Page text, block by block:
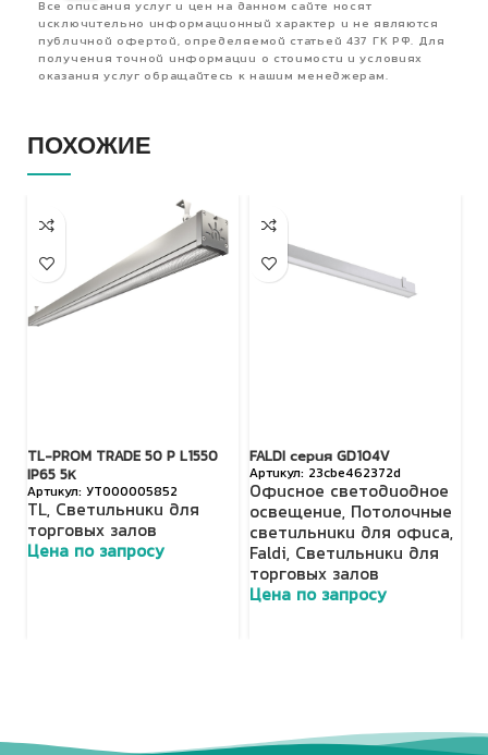
Все описания услуг и цен на данном сайте носят
исключительно информационный характер и не являются
публичной офертой, определяемой статьей 437 ГК РФ. Для
получения точной информации о стоимости и условиях
оказания услуг обращайтесь к нашим менеджерам.
ПОХОЖИЕ
TL-PROM TRADE 50 P L1550
IP65 5К
УТ000005852
TL, Светильники для
торговых залов
Цена по запросу
FALDI серия GD104V
23cbe462372d
Офисное светодиодное
освещение, Потолочные
светильники для офиса,
Faldi, Светильники для
торговых залов
Цена по запросу